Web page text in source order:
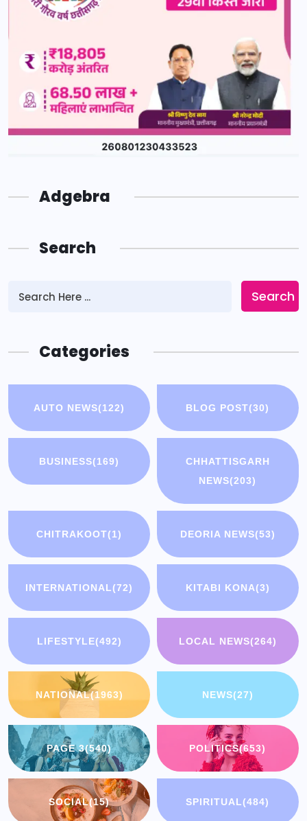
Adgebra
Search
Search
Categories
AUTO NEWS(122) BLOG POST(30)
BUSINESS(169)
CHHATTISGARH
NEWS(203)
CHITRAKOOT(1) DEORIA NEWS(53)
INTERNATIONAL(72) KITABI KONA(3)
LIFESTYLE(492) LOCAL NEWS(264)
NATIONAL(1963) NEWS(27)
PAGE 3(540) POLITICS(653)
SOCIAL(15) SPIRITUAL(484)